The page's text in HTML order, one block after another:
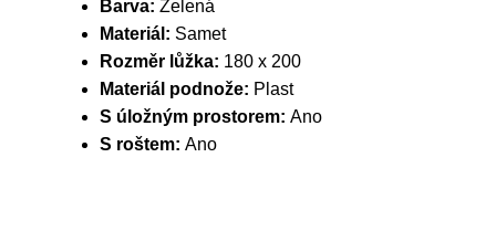
Barva: Zelená
Materiál: Samet
Rozměr lůžka: 180 x 200
Materiál podnože: Plast
S úložným prostorem: Ano
S roštem: Ano